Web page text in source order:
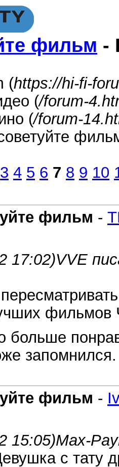
фильм -
(https://hi-fi-
(/forum-
(/forum-
3 4 5 6 7 8 9 10
фильм -
17:02)VVE
фильмов
больше
запомнился.
фильм -
15:05)Max-
с тату